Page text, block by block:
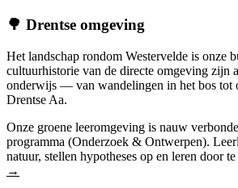
🌳 Drentse omgeving
Het landschap rondom Westervelde is onze
cultuurhistorie van de directe omgeving zijn
onderwijs — van wandelingen in het bos tot
Drentse Aa.
Onze groene leeromgeving is nauw
programma (Onderzoek & Ontwerpen).
natuur, stellen hypotheses op en leren door te
→